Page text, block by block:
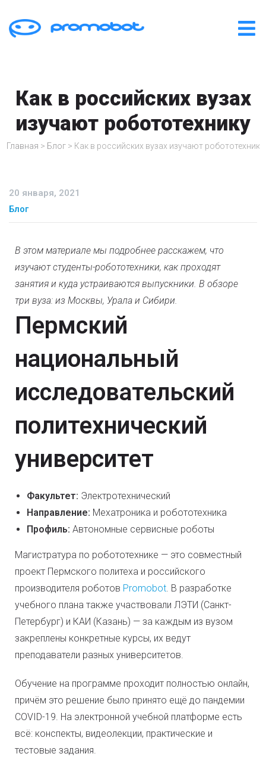
Как в российских вузах
изучают робототехнику
Главная > Блог > Как в российских вузах изучают робототехнику
20 января, 2021
Блог
В этом материале мы подробнее расскажем, что
изучают студенты-робототехники, как проходят
занятия и куда устраиваются выпускники. В обзоре
три вуза: из Москвы, Урала и Сибири.
Пермский
национальный
исследовательский
политехнический
университет
Факультет: Электротехнический
Направление: Мехатроника и робототехника
Профиль: Автономные сервисные роботы
Магистратура по робототехнике — это совместный
проект Пермского политеха и российского
производителя роботов Promobot. В разработке
учебного плана также участвовали ЛЭТИ (Санкт-
Петербург) и КАИ (Казань) — за каждым из вузом
закреплены конкретные курсы, их ведут
преподаватели разных университетов.
Обучение на программе проходит полностью онлайн,
причём это решение было принято ещё до пандемии
COVID-19. На электронной учебной платформе есть
всё: конспекты, видеолекции, практические и
тестовые задания.